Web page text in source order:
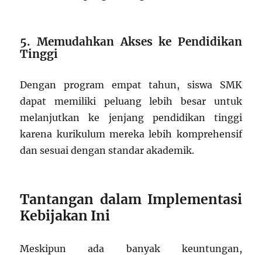
5. Memudahkan Akses ke Pendidikan
Tinggi
Dengan program empat tahun, siswa SMK
dapat memiliki peluang lebih besar untuk
melanjutkan ke jenjang pendidikan tinggi
karena kurikulum mereka lebih komprehensif
dan sesuai dengan standar akademik.
Tantangan dalam Implementasi
Kebijakan Ini
Meskipun ada banyak keuntungan,